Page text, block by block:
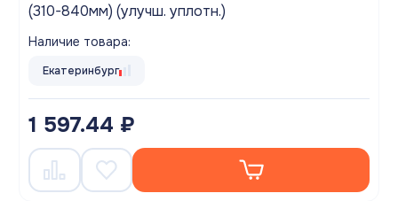
(310-840мм) (улучш. уплотн.)
Наличие товара:
Екатеринбург
1 597.44 ₽